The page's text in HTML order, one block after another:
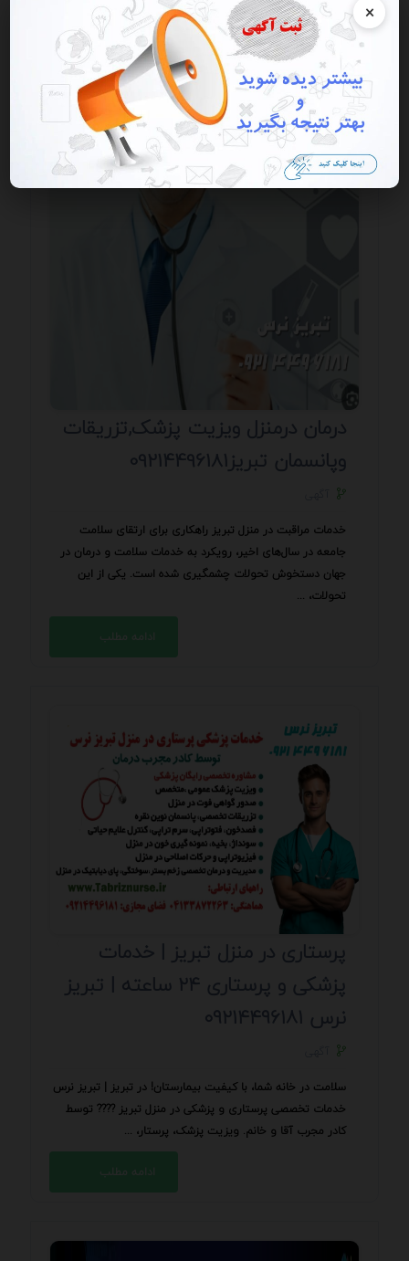
×
در سال‌ های اخیر، خودروهای هایما با مدل‌های متنوع خود نظیر
S5، S7، S7 turbo و 8S به دلیل طراحی مدرن، امکانات رفاهی
قابل توجه و عملکرد فنی مطلوب، به ...
ادامه مطلب
درمان درمنزل ویزیت پزشک,تزریقات
وپانسمان تبریز09214496181
خدمات مراقبت در منزل تبریز راهکاری برای ارتقای سلامت
جامعه در سال‌های اخیر، رویکرد به خدمات سلامت و درمان در
جهان دستخوش تحولات چشمگیری شده است. یکی از این
تحولات، ...
ادامه مطلب
پرستاری در منزل تبریز | خدمات
پزشکی و پرستاری ۲۴ ساعته | تبریز
نرس ۰۹۲۱۴۴۹۶۱۸۱
سلامت در خانه شما، با کیفیت بیمارستان! در تبریز | تبریز نرس
خدمات تخصصی پرستاری و پزشکی در منزل تبریز ???? توسط
کادر مجرب آقا و خانم. ویزیت پزشک، پرستار، ...
ادامه مطلب